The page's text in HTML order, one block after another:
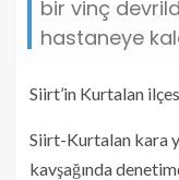
bir vinç
hastaneye
Siirt’in Kurtalan
Siirt-Kurtalan kara
kavşağında